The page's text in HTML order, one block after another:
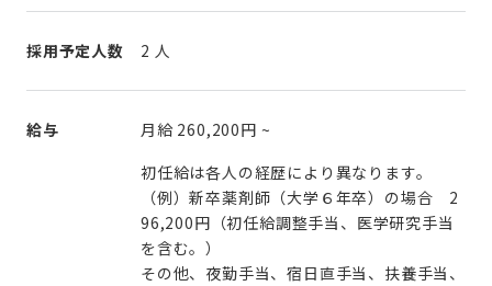
採用予定人数 2 人
給与 月給 260,200円 ~
初任給は各人の経歴により異なります。
（例）新卒薬剤師（大学６年卒）の場合 2
96,200円（初任給調整手当、医学研究手当
を含む。）
その他、夜勤手当、宿日直手当、扶養手当、